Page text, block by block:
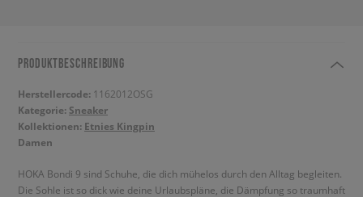
PRODUKTBESCHREIBUNG
Herstellercode: 1162012OSG
Kategorie: Sneaker
Kollektionen: Etnies Kingpin
Damen
HOKA Bondi 9 sind Schuhe, die dich mühelos durch den Alltag begleiten.
Die Sohle ist so dick wie deine Urlaubspläne, die Dämpfung so traumhaft